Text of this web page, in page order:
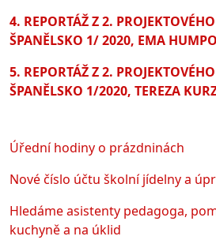
4. REPORTÁŽ Z 2.
ŠPANĚLSKO 1/ 2020, EMA
5. REPORTÁŽ Z 2.
ŠPANĚLSKO 1/2020, TEREZA
Úřední hodiny o prázdninách
Nové číslo účtu školní jídelny a
Hledáme asistenty pedagoga,
kuchyně a na úklid